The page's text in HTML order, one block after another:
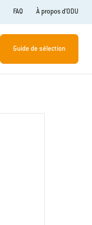
FAQ À propos d’ODU
Guide de sélection